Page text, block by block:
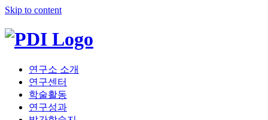
Skip to content
연구소 소개
연구센터
학술활동
연구성과